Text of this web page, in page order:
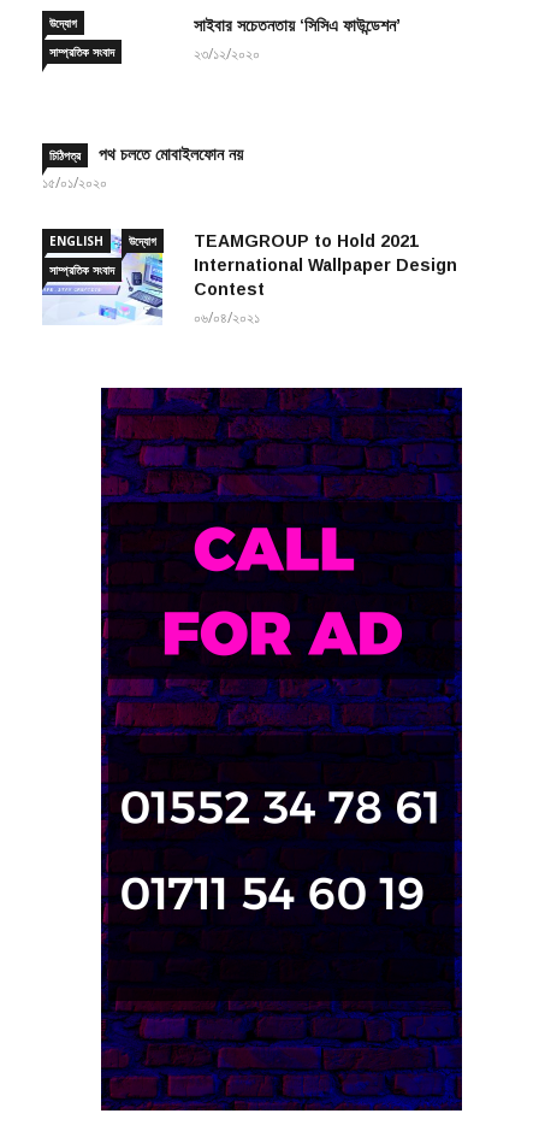
উদ্যোগ
সাম্প্রতিক সংবাদ
সাইবার সচেতনতায় ‘সিসিএ ফাউন্ডেশন’
২৩/১২/২০২০
চিঠিপত্র পথ চলতে মোবাইলফোন নয়
১৫/০১/২০২০
ENGLISH
উদ্যোগ
সাম্প্রতিক সংবাদ
TEAMGROUP to Hold 2021
International Wallpaper Design
Contest
০৬/০৪/২০২১